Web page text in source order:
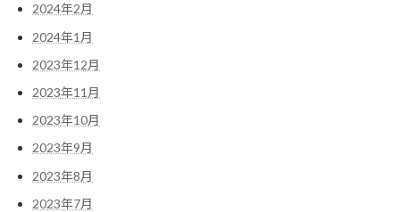
2024年2月
2024年1月
2023年12月
2023年11月
2023年10月
2023年9月
2023年8月
2023年7月